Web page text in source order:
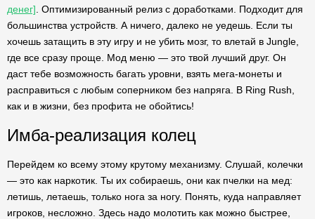
денег] . Оптимизированный релиз с доработками. Подходит для
большинства устройств. А ничего, далеко не уедешь. Если ты
хочешь затащить в эту игру и не убить мозг, то влетай в Jungle,
где все сразу проще. Мод меню — это твой лучший друг. Он
даст тебе возможность багать уровни, взять мега-монеты и
расправиться с любым соперником без напряга. В Ring Rush,
как и в жизни, без профита не обойтись!
Имба-реализация колец
Перейдем ко всему этому крутому механизму. Слушай, колечки
— это как наркотик. Ты их собираешь, они как пчелки на мед:
летишь, летаешь, только нога за ногу. Понять, куда направляет
игроков, несложно. Здесь надо молотить как можно быстрее,